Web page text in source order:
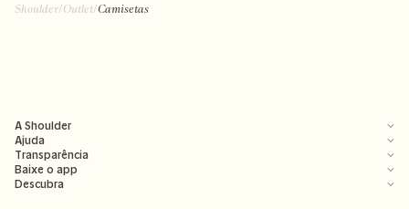
Shoulder/Outlet/Camisetas
A Shoulder
Ajuda
Transparência
Baixe o app
Descubra